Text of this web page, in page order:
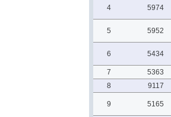
4 5974
5 5952
6 5434
7 5363
8
9117
9 5165